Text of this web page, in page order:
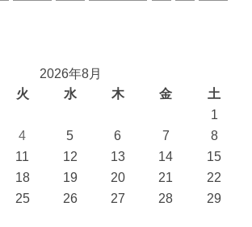
2026年8月
火 水 木 金 土
1
4 5 6 7
8
11 12 13 14
15
18 19 20 21
22
25 26 27 28
29